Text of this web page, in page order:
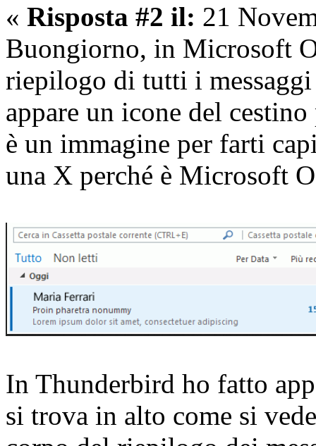
« Risposta #2 il: 21
Buongiorno, in Microsoft
riepilogo di tutti i messaggi
appare un icone del
è un immagine per farti
una X perché è Microsoft
In Thunderbird ho fatto
si trova in alto come si